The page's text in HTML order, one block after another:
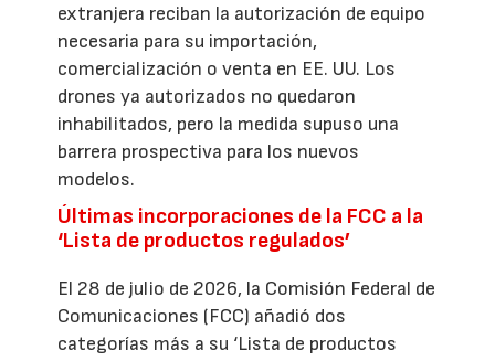
extranjera reciban la autorización de equipo
necesaria para su importación,
comercialización o venta en EE. UU. Los
drones ya autorizados no quedaron
inhabilitados, pero la medida supuso una
barrera prospectiva para los nuevos
modelos.
Últimas incorporaciones de la FCC a la
‘Lista de productos regulados’
El 28 de julio de 2026, la Comisión Federal de
Comunicaciones (FCC) añadió dos
categorías más a su ‘Lista de productos